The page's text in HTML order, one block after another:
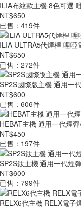
ILIA布紋款主機 8色可選
NT$650
已售：419件
ILIA ULTRA5代煙桿 哩啞
NT$650
已售：272件
SP2S國際版主機 通用一
NT$600
已售：606件
HEBAT主機 通用一代煙
NT$450
已售：197件
SP2S鈦主機 通用一代煙
NT$600
已售：799件
RELX6代主機 RELX電子